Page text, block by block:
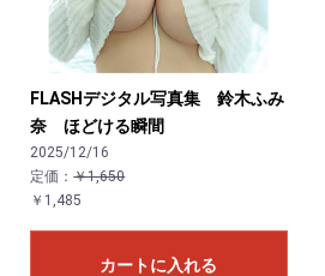
FLASHデジタル写真集 鈴木ふみ
奈 ほどける瞬間
2025/12/16
定価：￥1,650
￥1,485
カートに入れる